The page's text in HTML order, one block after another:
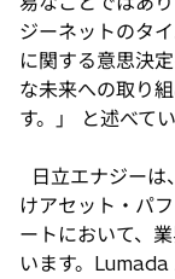
ジーネットのタ
に関する意思決
な未来への取り
す。」 と述べてい
日立エナジー
けアセット・パ
ートにおいて、
います。